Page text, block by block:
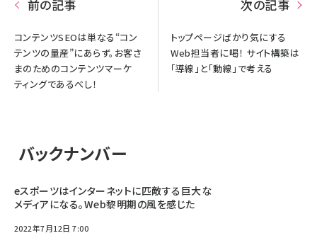
前の記事
コンテンツSEOは単なる“コン
テンツの量産”にあらず。お客さ
まのためのコンテンツマーケ
ティングであるべし！
次の記事
トップページばかり気にする
Web担当者に喝！ サイト構築は
「導線」と「動線」で考える
バックナンバー
eスポーツはインターネットに匹敵する巨大な
メディアになる。Web黎明期の風を感じた
2022年7月12日 7:00